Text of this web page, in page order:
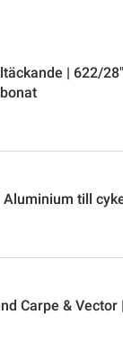
| 622/
till
Carpe & Vector